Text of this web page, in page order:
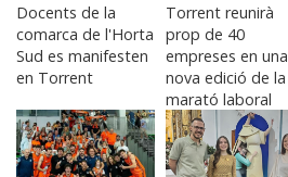
Docents de la
comarca de l'Horta
Sud es manifesten
en Torrent
Torrent reunirà
prop de 40
empreses en una
nova edició de la
marató laboral
“Som Talent”